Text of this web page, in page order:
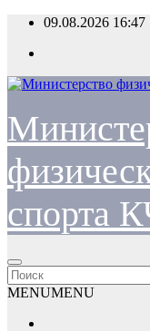
Перейти
содержимому
09.08.2026 16:47
спорта
MENUMENU